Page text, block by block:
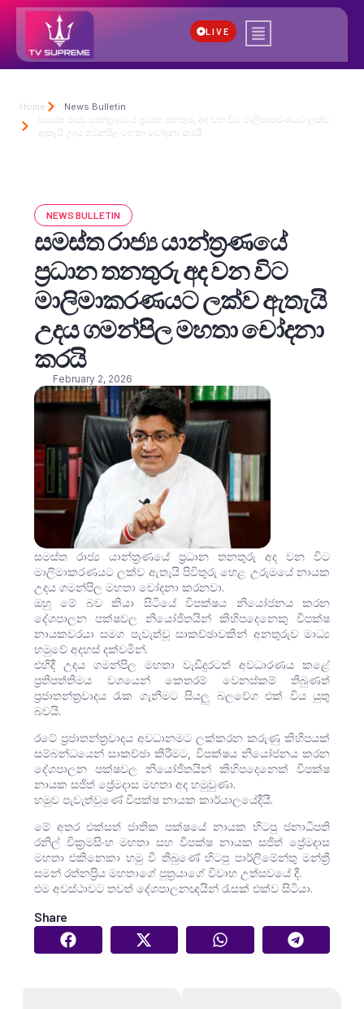
LIVE
Home
News Bulletin
සමස්ත රාජ්‍ය යාන්ත්‍රණයේ ප්‍රධාන තනතුරු අද වන විට මාලිමාකරණයට ලක්ව
ඇතැයි උදය ගමන්පිල මහතා චෝදනා කරයි
NEWS BULLETIN
සමස්ත රාජ්‍ය යාන්ත්‍රණයේ
ප්‍රධාන තනතුරු අද වන විට
මාලිමාකරණයට ලක්ව ඇතැයි
උදය ගමන්පිල මහතා චෝදනා
කරයි
February 2, 2026
සමස්ත රාජ්‍ය යාන්ත්‍රණයේ ප්‍රධාන තනතුරු අද වන විට
මාලිමාකරණයට ලක්ව ඇතැයි පිවිතුරු හෙළ උරුමයේ නායක
උදය ගමන්පිල මහතා චෝදනා කරනවා.
ඔහු මේ බව කියා සිටියේ විපක්ෂය නියෝජනය කරන
දේශපාලන පක්ෂවල නියෝජිතයින් කිහිපදෙනෙකු විපක්ෂ
නායකවරයා සමග පැවැත්වූ සාකච්ඡාවකින් අනතුරුව මාධ්‍ය
හමුවේ අදහස් දක්වමින්.
එහිදී උදය ගමන්පිල මහතා වැඩිදුරටත් අවධාරණය කළේ
ප්‍රතිපත්තිමය වශයෙන් කෙතරම් වෙනස්කම් තිබුණත්
ප්‍රජාතන්ත්‍රවාදය රැක ගැනීමට සියලු බලවේග එක් විය යුතු
බවයි.
රටේ ප්‍රජාතන්ත්‍රවාදය අවධානමට ලක්කරන කරුණු කිහිපයක්
සම්බන්ධයෙන් සාකච්ඡා කිරීමට, විපක්ෂය නියෝජනය කරන
දේශපාලන පක්ෂවල නියෝජිතයින් කිහිපදෙනෙක් විපක්ෂ
නායක සජිත් ප්‍රේමදාස මහතා අද හමුවුණා.‍
හමුව පැවැත්වුණේ විපක්ෂ නායක කාර්යාලයේදීයී.
මේ අතර එක්සත් ජාතික පක්ෂයේ නායක හිටපු ජනාධිපති
රනිල් වික්‍රමසිංහ මහතා සහ විපක්ෂ නායක සජිත් ප්‍රේමදාස
මහතා එකිනෙකා හමු වී තිබුණේ හිටපු පාර්ලිමේන්තු මන්ත්‍රී
සමන් රත්නප්‍රිය මහතාගේ පුත්‍රයාගේ විවාහ උත්සවයේ දී.
එම අවස්ථාවට තවත් දේශපාලනඥයින් රැසක් එක්ව සිටියා.
Share